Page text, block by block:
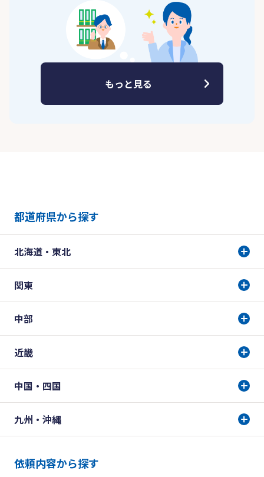
もっと見る
都道府県から探す
北海道・東北
関東
中部
近畿
中国・四国
九州・沖縄
依頼内容から探す